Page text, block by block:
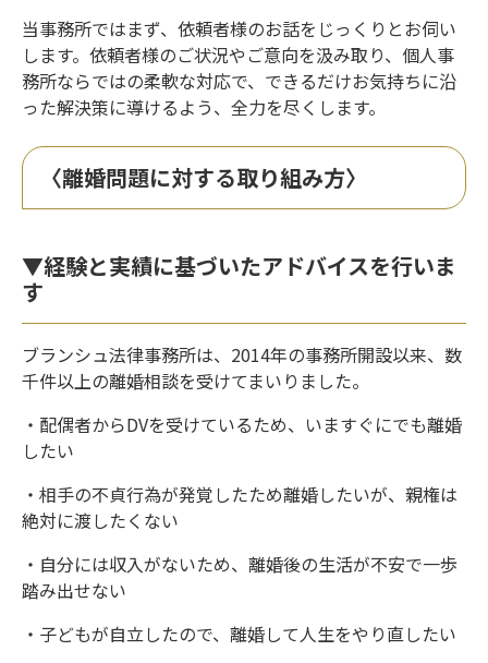
当事務所ではまず、依頼者様のお話をじっくりとお伺い
します。依頼者様のご状況やご意向を汲み取り、個人事
務所ならではの柔軟な対応で、できるだけお気持ちに沿
った解決策に導けるよう、全力を尽くします。
〈離婚問題に対する取り組み方〉
▼経験と実績に基づいたアドバイスを行いま
す
ブランシュ法律事務所は、2014年の事務所開設以来、数
千件以上の離婚相談を受けてまいりました。
・配偶者からDVを受けているため、いますぐにでも離婚
したい
・相手の不貞行為が発覚したため離婚したいが、親権は
絶対に渡したくない
・自分には収入がないため、離婚後の生活が不安で一歩
踏み出せない
・子どもが自立したので、離婚して人生をやり直したい